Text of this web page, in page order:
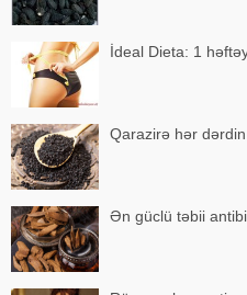
İdeal Dieta: 1
Qarazirə hər
Ən güclü təbii